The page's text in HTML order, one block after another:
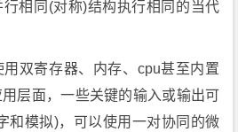
相同(对称)结构执行相同的当代
双寄存器、内存、cpu甚至内置
层面，一些关键的输入或输出可
和模拟)，可以使用一对协同的微